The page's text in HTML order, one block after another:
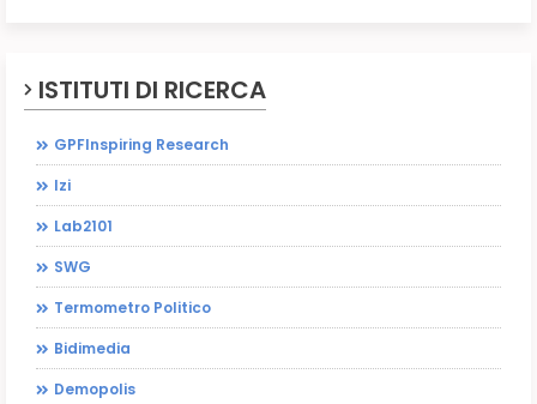
ISTITUTI DI RICERCA
GPFInspiring Research
Izi
Lab2101
SWG
Termometro Politico
Bidimedia
Demopolis